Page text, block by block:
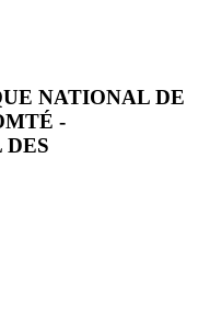
NATIONAL DE
-
DES